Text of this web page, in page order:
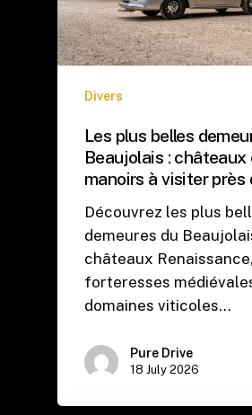
Divers
Les plus belles
Beaujolais : châteaux
manoirs à visiter près
Découvrez les plus
demeures du
châteaux Renaissance,
forteresses
domaines viticoles…
Pure Drive
18 July 2026